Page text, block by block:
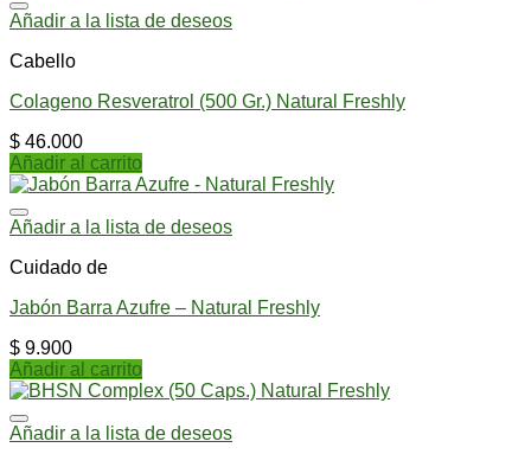
Añadir a la lista de deseos
Cabello
Colageno Resveratrol (500 Gr.) Natural Freshly
$ 46.000
Añadir al carrito
Añadir a la lista de deseos
Cuidado de
Jabón Barra Azufre – Natural Freshly
$ 9.900
Añadir al carrito
Añadir a la lista de deseos